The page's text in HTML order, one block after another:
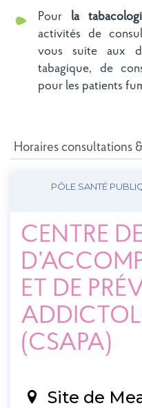
Pour la
activités de
vous suite aux
tabagique, de
pour les patients
Horaires consultations
PÔLE SANTÉ
CENTRE
ET DE
(CSAPA)
Site de